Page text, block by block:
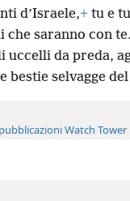
d’Israele,+ tu e
che saranno con
uccelli da preda,
bestie selvagge del
Watch Tower